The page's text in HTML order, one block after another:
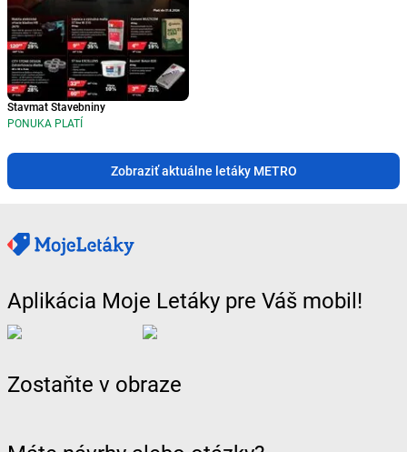
Stavmat Stavebniny
PONUKA PLATÍ
Zobraziť aktuálne letáky METRO
Aplikácia Moje Letáky pre Váš mobil!
Zostaňte v obraze